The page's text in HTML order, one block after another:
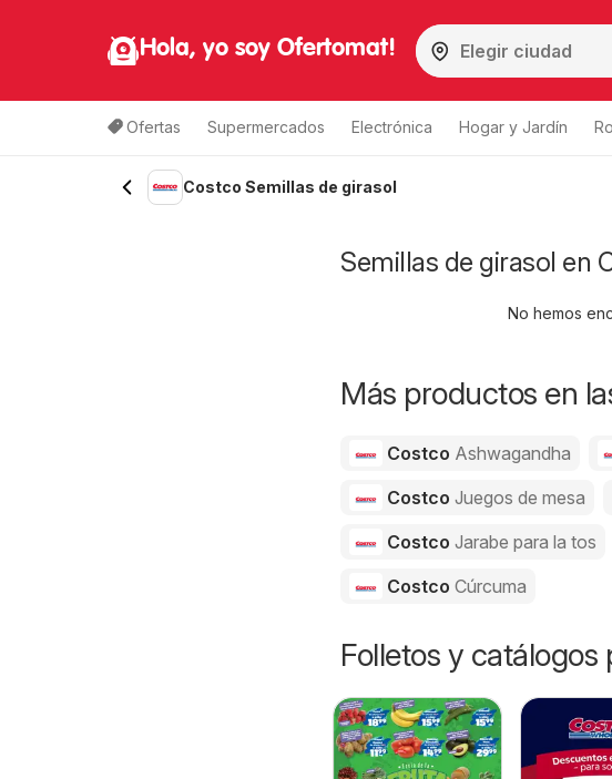
Hola, yo soy Ofertomat!
Ofertas Supermercados Electrónica Hogar y Jardín
Costco Semillas de girasol
Semillas de girasol en
No hemos
Más productos en
Costco Ashwagandha
Costco Juegos de mesa
Costco Jarabe para la tos
Costco Cúrcuma
Folletos y catálogos